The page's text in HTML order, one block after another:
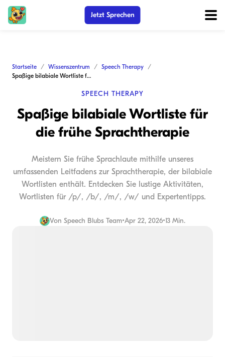
Jetzt Sprechen
Startseite Wissenszentrum
Speech Therapy
Spaßige bilabiale Wortliste für die frühe Sprachtherapie
SPEECH THERAPY
Spaßige bilabiale Wortliste für
die frühe Sprachtherapie
Meistern Sie frühe Sprachlaute mithilfe unseres
umfassenden Leitfadens zur Sprachtherapie, der bilabiale
Wortlisten enthält. Entdecken Sie lustige Aktivitäten,
Wortlisten für /p/, /b/, /m/, /w/ und Expertentipps.
Von Speech Blubs Team•Apr 22, 2026•13 Min.